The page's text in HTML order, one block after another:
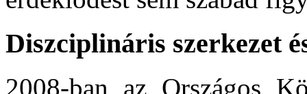
Diszciplináris szerkezet
2008-ban az Országos